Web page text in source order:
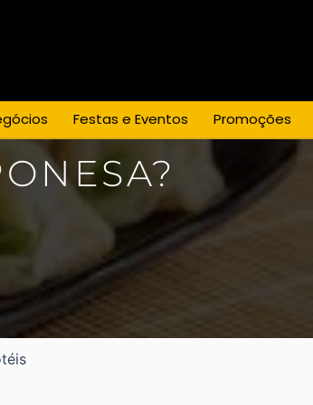
Festas e Eventos Promoções